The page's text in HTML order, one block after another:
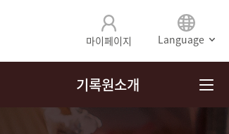
마이페이지 Language
기록원소개